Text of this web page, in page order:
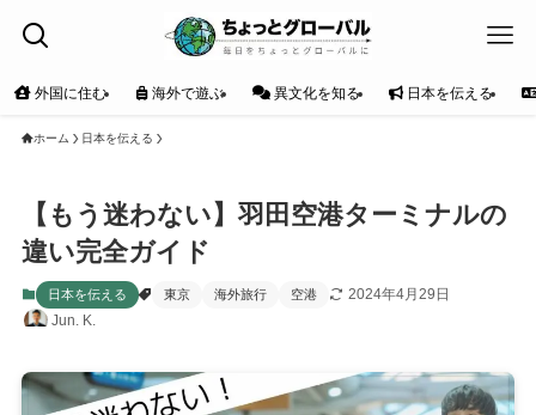
外国に住む 海外で遊ぶ 異文化を知る 日本を伝える
ホーム 日本を伝える
【もう迷わない】羽田空港ターミナルの
違い完全ガイド
日本を伝える 東京 海外旅行 空港
2024年4月29日
Jun. K.